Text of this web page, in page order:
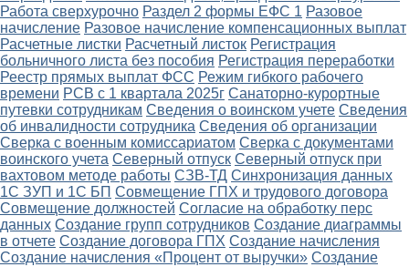
Работа сверхурочно Раздел 2 формы ЕФС 1 Разовое
начисление Разовое начисление компенсационных выплат
Расчетные листки Расчетный листок Регистрация
больничного листа без пособия Регистрация переработки
Реестр прямых выплат ФСС Режим гибкого рабочего
времени РСВ с 1 квартала 2025г Санаторно-курортные
путевки сотрудникам Сведения о воинском учете Сведения
об инвалидности сотрудника Сведения об организации
Сверка с военным комиссариатом Сверка с документами
воинского учета Северный отпуск Северный отпуск при
вахтовом методе работы СЗВ-ТД Синхронизация данных
1С ЗУП и 1С БП Совмещение ГПХ и трудового договора
Совмещение должностей Согласие на обработку перс
данных Создание групп сотрудников Создание диаграммы
в отчете Создание договора ГПХ Создание начисления
Создание начисления «Процент от выручки» Создание